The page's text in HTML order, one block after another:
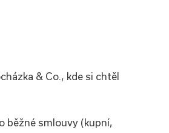
& Co., kde si chtěl
běžné smlouvy (kupní,